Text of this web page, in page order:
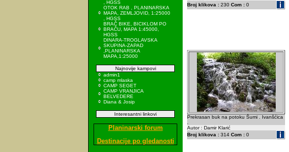
, HGSS
OTOK RAB , PLANINARSKA
MAPA, ZEMLJOVID, 1:25000
, HGSS
BRAČ BIKE, BICIKLOM PO
BRAČU, MAPA 1:45000,
HGSS
DINARA-TROGLAVSKA
SKUPINA-ZAPAD
,PLANINARSKA
MAPA,1:25000
Najnovije kampovi
admin1
camp mlaska
CAMP SEGET
CAMP VRANJICA
BELVEDERE
Diana & Josip
Interesantni linkovi
Planinarski forum
Destinacije po gledanosti
Broj klikova : 230 Com : 0
Prekrasan buk na potoku Šumi . Ivanšćica
Autor : Damir Klarić
Broj klikova : 314 Com : 0